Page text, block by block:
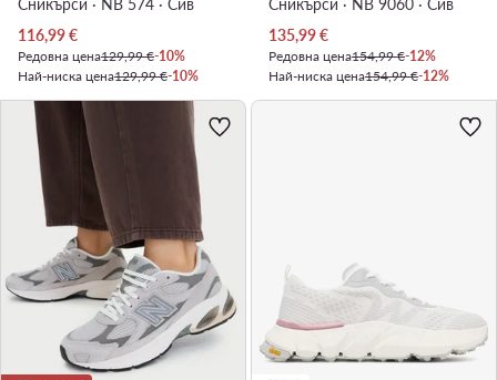
Сникърси · NB 574 · Сив
Актуална цена
116,99€
Редовна цена129,99 €-10%
Най-ниска цена129,99 €-10%
Сникърси · NB 9060 · Сив
Актуална цена
135,99€
Редовна цена154,99 €-12%
Най-ниска цена154,99 €-12%